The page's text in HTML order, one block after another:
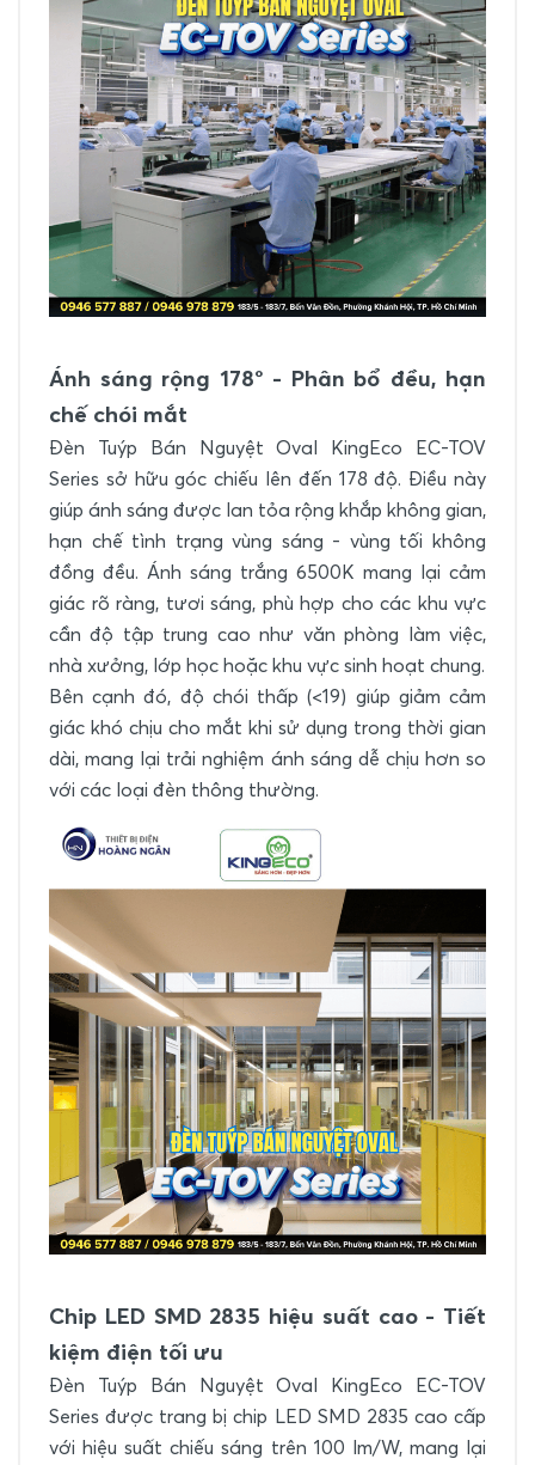
Ánh sáng rộng 178° - Phân bổ đều, hạn
chế chói mắt
Đèn Tuýp Bán Nguyệt Oval KingEco EC-TOV
Series sở hữu góc chiếu lên đến 178 độ. Điều này
giúp ánh sáng được lan tỏa rộng khắp không gian,
hạn chế tình trạng vùng sáng - vùng tối không
đồng đều. Ánh sáng trắng 6500K mang lại cảm
giác rõ ràng, tươi sáng, phù hợp cho các khu vực
cần độ tập trung cao như văn phòng làm việc,
nhà xưởng, lớp học hoặc khu vực sinh hoạt chung.
Bên cạnh đó, độ chói thấp (<19) giúp giảm cảm
giác khó chịu cho mắt khi sử dụng trong thời gian
dài, mang lại trải nghiệm ánh sáng dễ chịu hơn so
với các loại đèn thông thường.
Chip LED SMD 2835 hiệu suất cao - Tiết
kiệm điện tối ưu
Đèn Tuýp Bán Nguyệt Oval KingEco EC-TOV
Series được trang bị chip LED SMD 2835 cao cấp
với hiệu suất chiếu sáng trên 100 lm/W, mang lại